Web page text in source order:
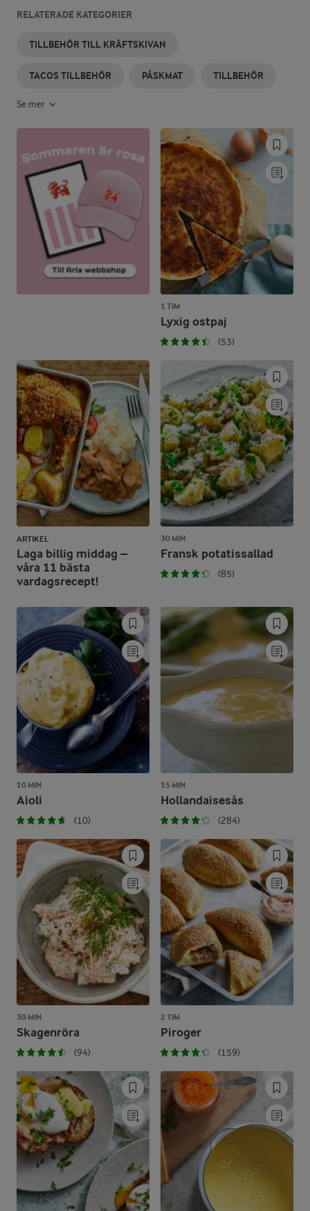
RELATERADE KATEGORIER
TILLBEHÖR TILL KRÄFTSKIVAN
TACOS TILLBEHÖR PÅSKMAT TILLBEHÖR
Se mer
1 TIM
Lyxig ostpaj
(53)
ARTIKEL
Laga billig middag –
våra 11 bästa
vardagsrecept!
30 MIN
Fransk potatissallad
(85)
10 MIN
Aioli
(10)
15 MIN
Hollandaisesås
(284)
30 MIN
Skagenröra
(94)
2 TIM
Piroger
(159)